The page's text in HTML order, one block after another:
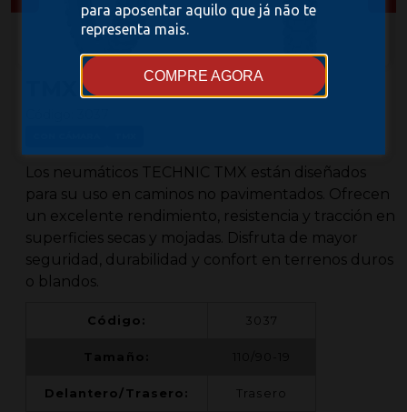
para aposentar aquilo que já não te
representa mais.
COMPRE AGORA
TMX 110/90-19
Los neumáticos TECHNIC TMX están diseñados
para su uso en caminos no pavimentados. Ofrecen
un excelente rendimiento, resistencia y tracción en
superficies secas y mojadas. Disfruta de mayor
seguridad, durabilidad y confort en terrenos duros
o blandos.
Código: 3037
Delantero/Trasero: Trasero